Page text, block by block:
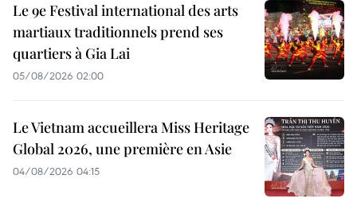
Le 9e Festival international des arts
martiaux traditionnels prend ses
quartiers à Gia Lai
05/08/2026 02:00
Le Vietnam accueillera Miss Heritage
Global 2026, une première en Asie
04/08/2026 04:15